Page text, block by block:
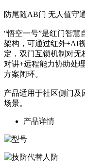
防尾随AB门 无人值守
“悟空一号”是红门智慧
架构，可通过红外+AI
定，双门互锁机制对无
对讲+远程能力协助处
方案闭环。
产品适用于社区侧门及
场景。
产品详情